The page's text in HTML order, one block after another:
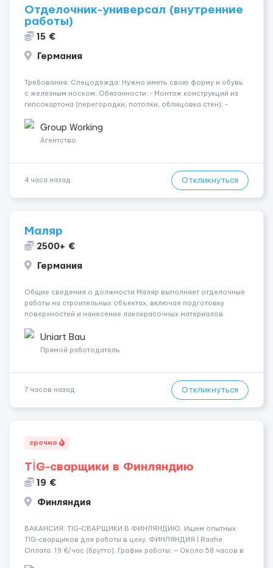
Отделочник-универсал (внутренние
работы)
15 €
Германия
Требования: Спецодежда: Нужно иметь свою форму и обувь
с железным носком. Обязанности: - Монтаж конструкций из
гипсокартона (перегородки, потолки, облицовка стен); -
малярных работ (шпатлевка, грунтовка, покраска); -
Штукатурные работы ...
Group Working
Агентство
4 часа назад Откликнуться
Маляр
2500+ €
Германия
Общие сведения о должности Маляр выполняет отделочные
работы на строительных объектах, включая подготовку
поверхностей и нанесение лакокрасочных материалов.
профессионалов на месте, приглашения делаем только для
профессионалов с доказательным портф...
Uniart Bau
Прямой работодатель
7 часов назад Откликнуться
срочно
TİG-сварщики в Финляндию
19 €
Финляндия
​​ВАКАНСИЯ: TIG-СВАРЩИКИ В ФИНЛЯНДИЮ. Ищем опытных
TIG-сварщиков для работы в цеху. ФИНЛЯНДИЯ | Raahe
Оплата: 19 €/час (брутто). График работы: — Около 58 часов в